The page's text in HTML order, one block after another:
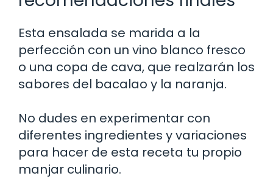
Esta ensalada se marida a la
perfección con un vino blanco fresco
o una copa de cava, que realzarán los
sabores del bacalao y la naranja.
No dudes en experimentar con
diferentes ingredientes y variaciones
para hacer de esta receta tu propio
manjar culinario.